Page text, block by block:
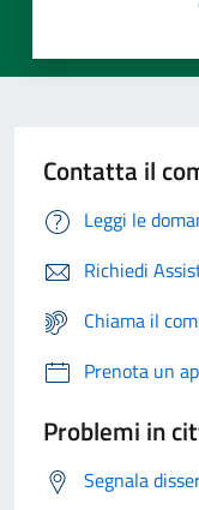
Contatta il
Leggi le
Richiedi
Chiama il
Prenota un
Problemi in
Segnala